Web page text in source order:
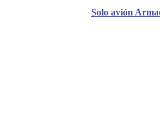
Solo avión